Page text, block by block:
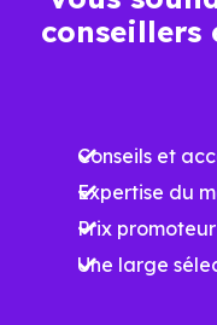
RE2025 et RE2031
conseillers
Conseils et
Expertise du
Prix promoteur
Une large